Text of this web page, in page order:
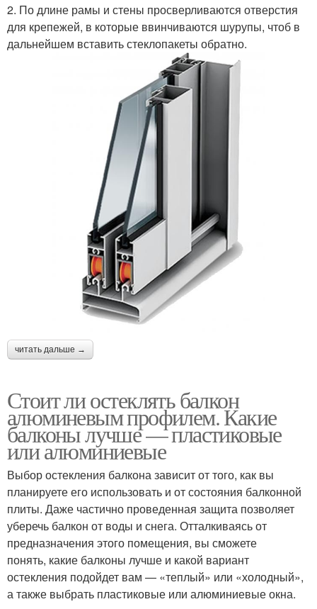
2. По длине рамы и стены просверливаются отверстия
для крепежей, в которые ввинчиваются шурупы, чтоб в
дальнейшем вставить стеклопакеты обратно.
читать дальше →
Стоит ли остеклять балкон
алюминевым профилем. Какие
балконы лучше — пластиковые
или алюминиевые
Выбор остекления балкона зависит от того, как вы
планируете его использовать и от состояния балконной
плиты. Даже частично проведенная защита позволяет
уберечь балкон от воды и снега. Отталкиваясь от
предназначения этого помещения, вы сможете
понять, какие балконы лучше и какой вариант
остекления подойдет вам — «теплый» или «холодный»,
а также выбрать пластиковые или алюминиевые окна.